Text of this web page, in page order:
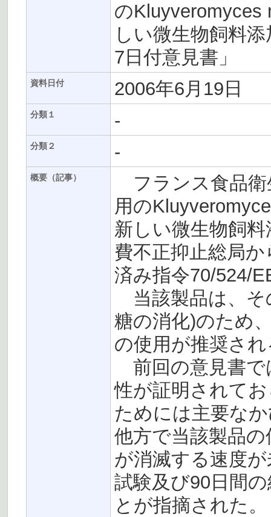
のKluyveromyces
しい微生物飼料
7日付意見書」
資料日付 2006年6月19日
分類１ -
分類２ -
概要（記事）
フランス食品衛
用の
新しい微生物飼
費不正抑止総局
済み指令70/524/
当該製品は、そ
糖の消化)のため
の使用が推奨さ
前回の意見書で
性が証明されて
ためには主要な
他方で当該製品
が消滅する速度
試験及び90日間
とが指摘された。